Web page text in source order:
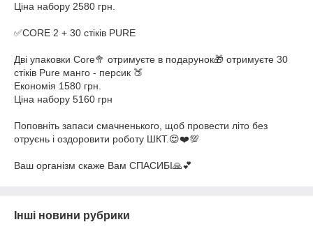
Ціна набору 2580 грн.
✅CORE 2 + 30 стіків PURE
Дві упаковки Core🥦 отримуєте в подарунок🎁 отримуєте 30
стіків Pure манго - персик 🍑
Економія 1580 грн.
Ціна набору 5160 грн
Поповніть запаси смачненького, щоб провести літо без
отруєнь і оздоровити роботу ШКТ.😍❤️💯
Ваш організм скаже Вам СПАСИБІ🙏💕
Інші новини рубрики